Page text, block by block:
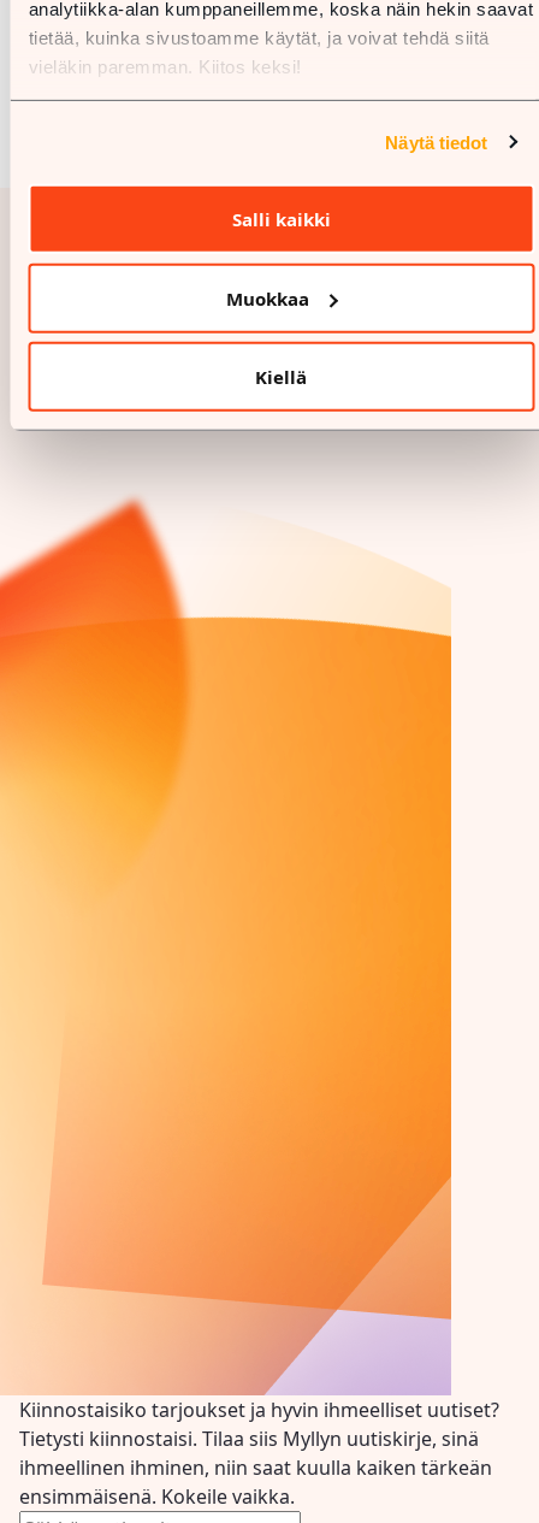
analytiikka-alan kumppaneillemme, koska näin hekin saavat
tietää, kuinka sivustoamme käytät, ja voivat tehdä siitä
vieläkin paremman. Kiitos keksi!
Näytä tiedot
Salli kaikki
Muokkaa
Kiellä
Kiinnostaisiko tarjoukset ja hyvin ihmeelliset uutiset?
Tietysti kiinnostaisi. Tilaa siis Myllyn uutiskirje, sinä
ihmeellinen ihminen, niin saat kuulla kaiken tärkeän
ensimmäisenä. Kokeile vaikka.